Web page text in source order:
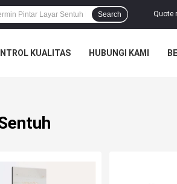
Quote
Search
KUALITAS HUBUNGI KAMI